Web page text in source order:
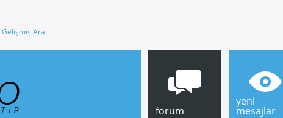
Gelişmiş Ara
forum
yeni
mesajlar